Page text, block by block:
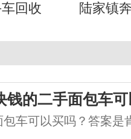
回收 陆家镇
钱的二手面包车
包车可以买吗？答案是